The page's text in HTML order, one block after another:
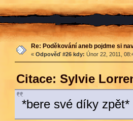
Re: Poděkování aneb pojdme si
« Odpověď #26 kdy: Únor 22, 2011,
Citace: Sylvie
*bere své díky